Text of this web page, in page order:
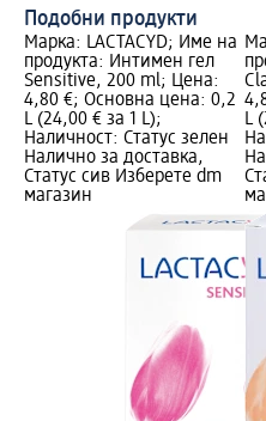
Подобни продукти
Марка: LACTACYD; Име на
продукта: Интимен гел
Sensitive, 200 ml; Цена:
4,80 €; Основна цена: 0,2
L (24,00 € за 1 L);
Наличност: Статус зелен
Налично за доставка,
Статус сив Изберете dm
магазин
L